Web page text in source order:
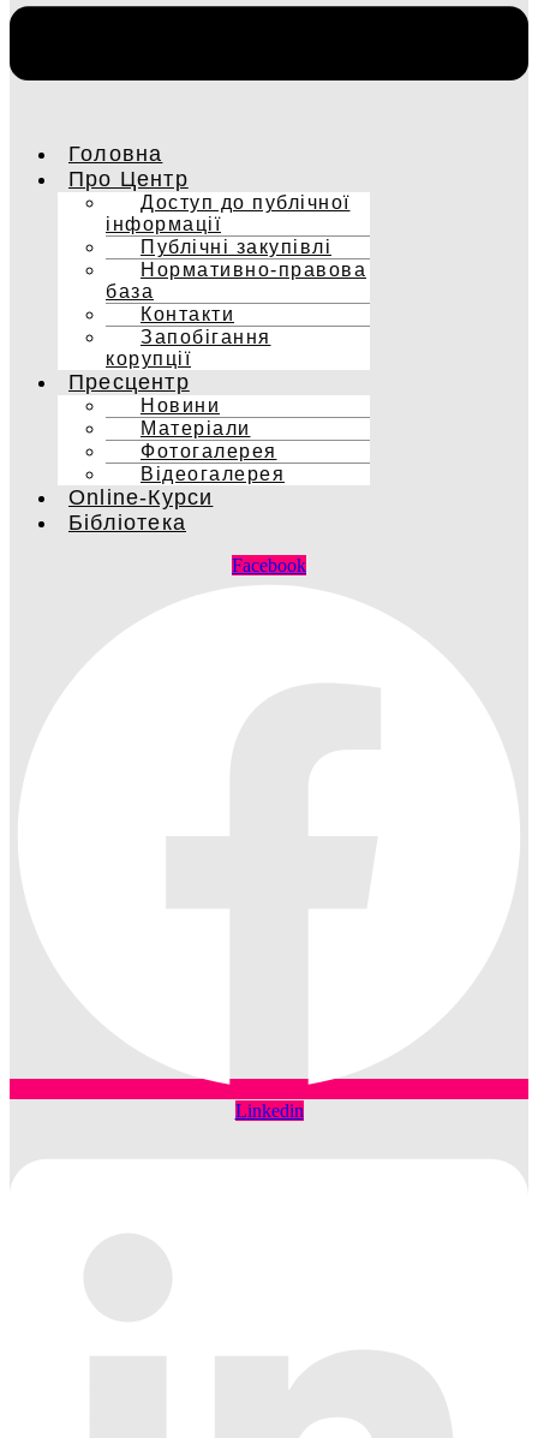
Головна
Про Центр
Доступ до публічної
інформації
Публічні закупівлі
Нормативно-правова
база
Контакти
Запобігання
корупції
Пресцентр
Новини
Матеріали
Фотогалерея
Відеогалерея
Online-Курси
Бібліотека
Facebook
Linkedin